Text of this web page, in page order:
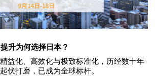
升为何选择日本？
益化、高效化与极致标准化，历经数十年
伏打磨，已成为全球标杆。